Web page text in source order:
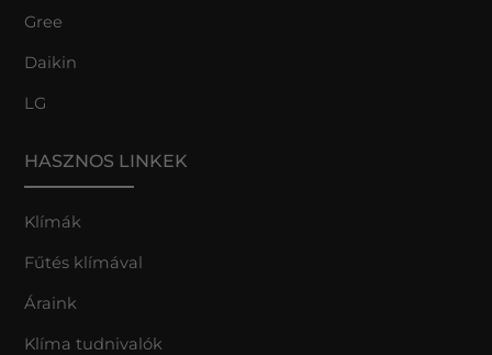
Gree
Daikin
LG
HASZNOS LINKEK
Klímák
Fűtés klímával
Áraink
Klíma tudnivalók